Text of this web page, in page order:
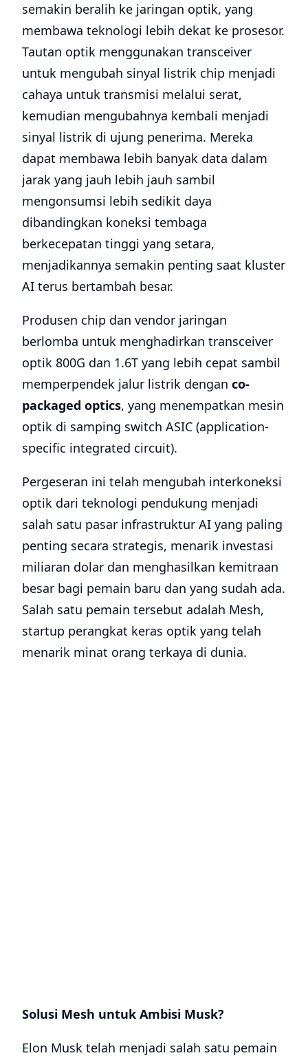
semakin beralih ke jaringan optik, yang
membawa teknologi lebih dekat ke prosesor.
Tautan optik menggunakan transceiver
untuk mengubah sinyal listrik chip menjadi
cahaya untuk transmisi melalui serat,
kemudian mengubahnya kembali menjadi
sinyal listrik di ujung penerima. Mereka
dapat membawa lebih banyak data dalam
jarak yang jauh lebih jauh sambil
mengonsumsi lebih sedikit daya
dibandingkan koneksi tembaga
berkecepatan tinggi yang setara,
menjadikannya semakin penting saat kluster
AI terus bertambah besar.
Produsen chip dan vendor jaringan
berlomba untuk menghadirkan transceiver
optik 800G dan 1.6T yang lebih cepat sambil
memperpendek jalur listrik dengan co-
packaged optics, yang menempatkan mesin
optik di samping switch ASIC (application-
specific integrated circuit).
Pergeseran ini telah mengubah interkoneksi
optik dari teknologi pendukung menjadi
salah satu pasar infrastruktur AI yang paling
penting secara strategis, menarik investasi
miliaran dolar dan menghasilkan kemitraan
besar bagi pemain baru dan yang sudah ada.
Salah satu pemain tersebut adalah Mesh,
startup perangkat keras optik yang telah
menarik minat orang terkaya di dunia.
Solusi Mesh untuk Ambisi Musk?
Elon Musk telah menjadi salah satu pemain